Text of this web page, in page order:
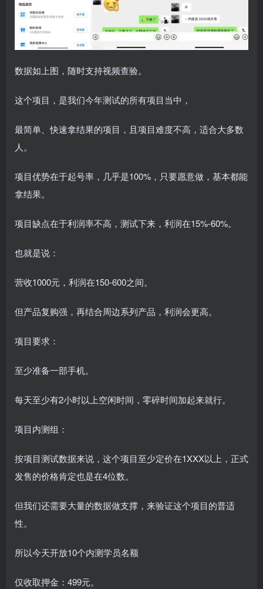
数据如上图，随时支持视频查验。
这个项目，是我们今年测试的所有项目当中，
最简单、快速拿结果的项目，且项目难度不高，适合大多数
人。
项目优势在于起号率，几乎是100%，只要愿意做，基本都能
拿结果。
项目缺点在于利润率不高，测试下来，利润在15%-60%。
也就是说：
营收1000元，利润在150-600之间。
但产品复购强，再结合周边系列产品，利润会更高。
项目要求：
至少准备一部手机。
每天至少有2小时以上空闲时间，零碎时间加起来就行。
项目内测组：
按项目测试数据来说，这个项目至少定价在1XXX以上，正式
发售的价格肯定也是在4位数。
但我们还需要大量的数据做支撑，来验证这个项目的普适
性。
所以今天开放10个内测学员名额
仅收取押金：499元。